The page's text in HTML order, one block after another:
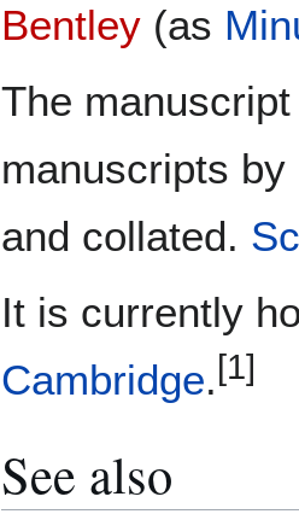
Bentley (as
The
manuscripts by
and collated.
It is currently
Cambridge. [1]
See also